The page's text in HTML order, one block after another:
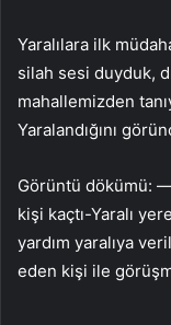
Yaralılara ilk
silah sesi duyduk,
mahallemizden
Yaralandığını
Görüntü
kişi kaçtı-Yaralı
yardım yaralıya
eden kişi ile